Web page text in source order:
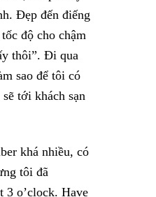
Đẹp đến điếng
độ cho chậm
thôi”. Đi qua
sao để tôi có
tới khách sạn
khá nhiều, có
tôi đã
3 o’clock. Have